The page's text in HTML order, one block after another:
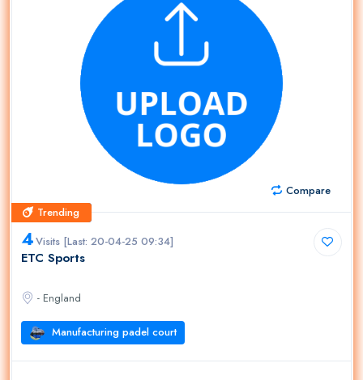
Compare
Trending
Trending
4Visits [Last: 20-04-25 09:34]
ETC Sports
- England
Manufacturing padel court